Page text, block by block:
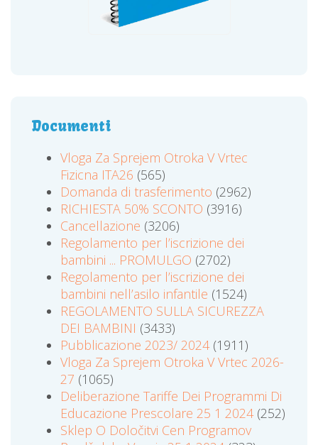
Documenti
Vloga Za Sprejem Otroka V Vrtec
Fizicna ITA26 (565)
Domanda di trasferimento (2962)
RICHIESTA 50% SCONTO (3916)
Cancellazione (3206)
Regolamento per l’iscrizione dei
bambini ... PROMULGO (2702)
Regolamento per l’iscrizione dei
bambini nell’asilo infantile (1524)
REGOLAMENTO SULLA SICUREZZA
DEI BAMBINI (3433)
Pubblicazione 2023/ 2024(1911)
Vloga Za Sprejem Otroka V Vrtec 2026-
27 (1065)
Deliberazione Tariffe Dei Programmi Di
Educazione Prescolare 25 1 2024(252)
Sklep O Določitvi Cen Programov